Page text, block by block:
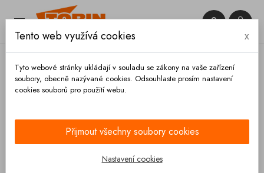
 

Tento web využívá cookies x
Tyto webové stránky ukládají v souladu se zákony na vaše zařízení
soubory, obecně nazývané cookies. Odsouhlaste prosím nastavení
cookies souborů pro použití webu.
Přijmout všechny soubory cookies
Nastavení cookies